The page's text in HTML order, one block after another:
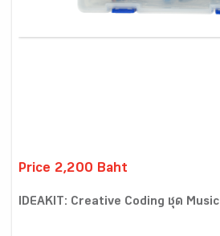
Price 2,200 Baht
IDEAKIT: Creative Coding ชุด Music